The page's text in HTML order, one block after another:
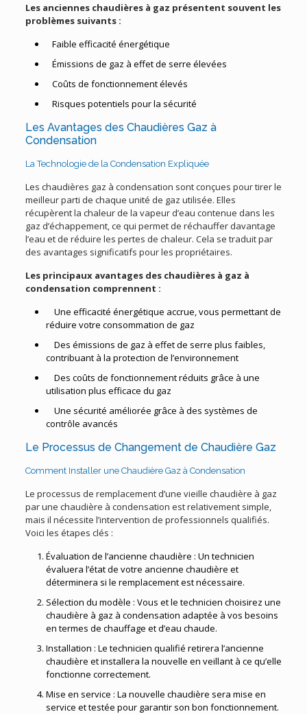
Les anciennes chaudières à gaz présentent souvent les
problèmes suivants :
Faible efficacité énergétique
Émissions de gaz à effet de serre élevées
Coûts de fonctionnement élevés
Risques potentiels pour la sécurité
Les Avantages des Chaudières Gaz à
Condensation
La Technologie de la Condensation Expliquée
Les chaudières gaz à condensation sont conçues pour tirer le
meilleur parti de chaque unité de gaz utilisée. Elles
récupèrent la chaleur de la vapeur d’eau contenue dans les
gaz d’échappement, ce qui permet de réchauffer davantage
l’eau et de réduire les pertes de chaleur. Cela se traduit par
des avantages significatifs pour les propriétaires.
Les principaux avantages des chaudières à gaz à
condensation comprennent :
Une efficacité énergétique accrue, vous permettant de
réduire votre consommation de gaz
Des émissions de gaz à effet de serre plus faibles,
contribuant à la protection de l’environnement
Des coûts de fonctionnement réduits grâce à une
utilisation plus efficace du gaz
Une sécurité améliorée grâce à des systèmes de
contrôle avancés
Le Processus de Changement de Chaudière Gaz
Comment Installer une Chaudière Gaz à Condensation
Le processus de remplacement d’une vieille chaudière à gaz
par une chaudière à condensation est relativement simple,
mais il nécessite l’intervention de professionnels qualifiés.
Voici les étapes clés :
Évaluation de l’ancienne chaudière : Un technicien
évaluera l’état de votre ancienne chaudière et
déterminera si le remplacement est nécessaire.
Sélection du modèle : Vous et le technicien choisirez une
chaudière à gaz à condensation adaptée à vos besoins
en termes de chauffage et d’eau chaude.
Installation : Le technicien qualifié retirera l’ancienne
chaudière et installera la nouvelle en veillant à ce qu’elle
fonctionne correctement.
Mise en service : La nouvelle chaudière sera mise en
service et testée pour garantir son bon fonctionnement.